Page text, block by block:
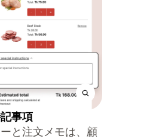
事項
と注文メモは、顧